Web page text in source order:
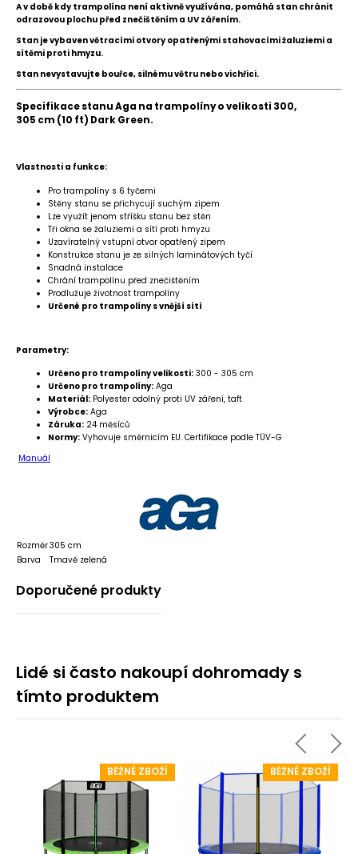
A v době kdy trampolína není aktivně využívána, pomáhá stan chránit
odrazovou plochu před znečištěním a UV zářením.
Stan je vybaven větracími otvory opatřenými stahovacími žaluziemi a
sítěmi proti hmyzu.
Stan nevystavujte bouřce, silnému větru nebo vichřici.
Specifikace stanu Aga na trampolíny o velikosti 300,
305 cm (10 ft) Dark Green.
Vlastnosti a funkce:
Pro trampolíny s 6 tyčemi
Stěny stanu se přichycují suchým zipem
Lze využít jenom stříšku stanu bez stěn
Tři okna se žaluziemi a sítí proti hmyzu
Uzavíratelný vstupní otvor opatřený zipem
Konstrukce stanu je ze silných laminátových tyčí
Snadná instalace
Chrání trampolínu před znečištěním
Prodlužuje životnost trampolíny
Určené pro trampolíny s vnější sítí
Parametry:
Určeno pro trampolíny velikosti: 300 - 305 cm
Určeno pro trampolíny: Aga
Materiál: Polyester odolný proti UV záření, taft
Výrobce: Aga
Záruka: 24 měsíců
Normy: Vyhovuje směrnicím EU. Certifikace podle TÜV-G
Manuál
Rozměr305 cm
Barva
Tmavě zelená
Doporučené produkty
Lidé si často nakoupí dohromady s
tímto produktem
BĚŽNÉ ZBOŽÍ BĚŽNÉ ZBOŽÍ